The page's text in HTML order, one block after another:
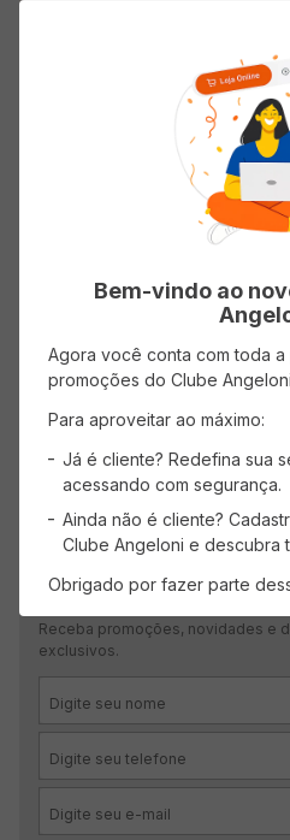
Pasta de Amendoim em
Avaliações
Faça login para escrever
Mais recentes Todos
Carregando avaliações…
CADASTRE-SE
Receba promoções, novidades e
exclusivos.
Bem-vindo ao
Agora você conta com toda
promoções do Clube
Para aproveitar ao máximo:
Já é cliente? Redefina sua
acessando com segurança.
Ainda não é cliente?
Clube Angeloni e descubra
Obrigado por fazer parte